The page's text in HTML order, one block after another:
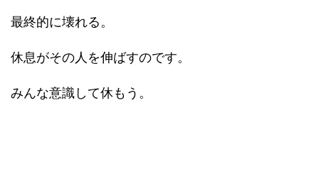
最終的に壊れる。
休息がその人を伸ばすのです。
みんな意識して休もう。